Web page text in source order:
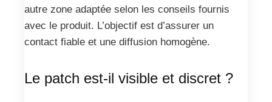
autre zone adaptée selon les conseils fournis
avec le produit. L’objectif est d’assurer un
contact fiable et une diffusion homogène.
Le patch est-il visible et discret ?